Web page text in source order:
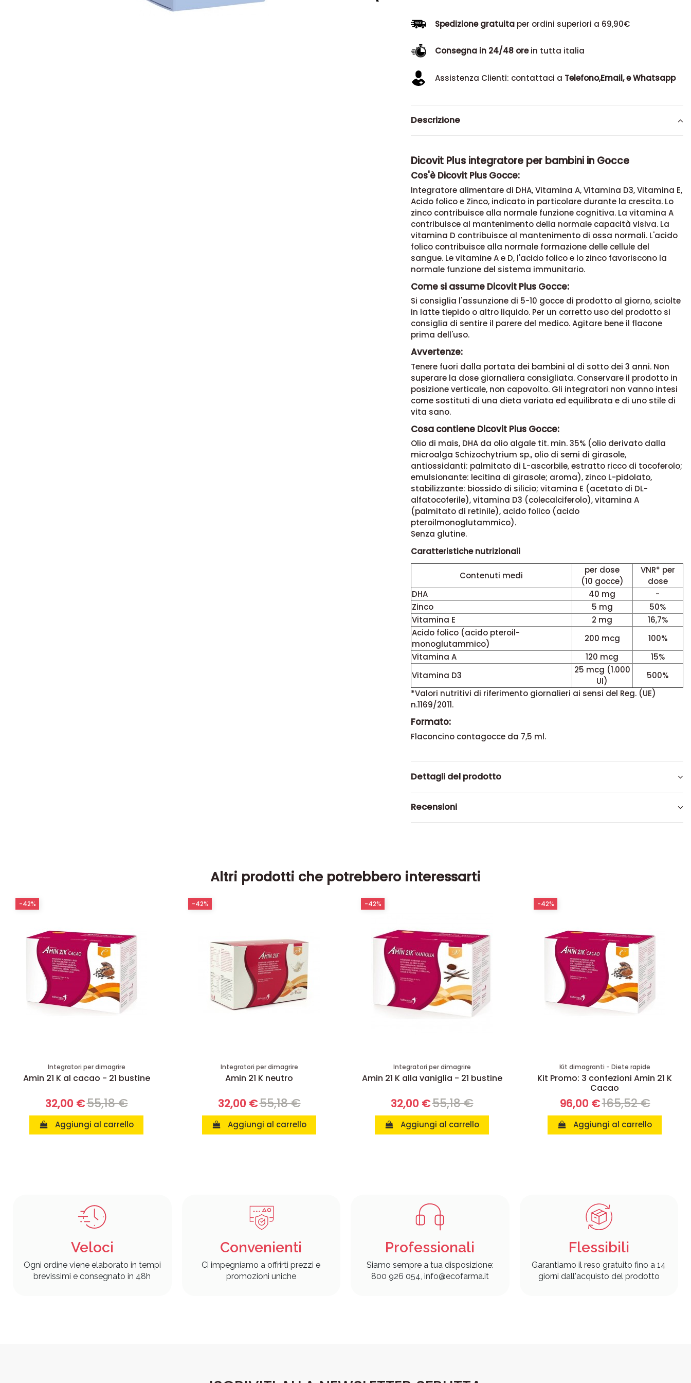
Spedizione gratuitaper ordini superiori a 69,90€
Consegna in 24/48 orein tutta italia
Assistenza Clienti: contattaci a Telefono,Email, e Whatsapp
Descrizione
Dicovit Plus integratore per bambini in Gocce
Cos'è Dicovit Plus Gocce:
Integratore alimentare di DHA, Vitamina A, Vitamina D3, Vitamina E,
Acido folico e Zinco, indicato in particolare durante la crescita. Lo
zinco contribuisce alla normale funzione cognitiva. La vitamina A
contribuisce al mantenimento della normale capacità visiva. La
vitamina D contribuisce al mantenimento di ossa normali. L'acido
folico contribuisce alla normale formazione delle cellule del
sangue. Le vitamine A e D, l'acido folico e lo zinco favoriscono la
normale funzione del sistema immunitario.
Come si assume Dicovit Plus Gocce:
Si consiglia l'assunzione di 5-10 gocce di prodotto al giorno, sciolte
in latte tiepido o altro liquido. Per un corretto uso del prodotto si
consiglia di sentire il parere del medico. Agitare bene il flacone
prima dell'uso.
Avvertenze:
Tenere fuori dalla portata dei bambini al di sotto dei 3 anni. Non
superare la dose giornaliera consigliata. Conservare il prodotto in
posizione verticale, non capovolto. Gli integratori non vanno intesi
come sostituti di una dieta variata ed equilibrata e di uno stile di
vita sano.
Cosa contiene Dicovit Plus Gocce:
Olio di mais, DHA da olio algale tit. min. 35% (olio derivato dalla
microalga Schizochytrium sp., olio di semi di girasole,
antiossidanti: palmitato di L-ascorbile, estratto ricco di tocoferolo;
emulsionante: lecitina di girasole; aroma), zinco L-pidolato,
stabilizzante: biossido di silicio; vitamina E (acetato di DL-
alfatocoferile), vitamina D3 (colecalciferolo), vitamina A
(palmitato di retinile), acido folico (acido
pteroilmonoglutammico).
Senza glutine.
Caratteristiche nutrizionali
Contenuti medi
per dose
(10 gocce)
VNR* per
dose
DHA
40 mg
-
Zinco
5 mg
50%
Vitamina E
2 mg
16,7%
Acido folico (acido pteroil-
monoglutammico)
200 mcg
100%
Vitamina A
120 mcg
15%
Vitamina D3
25 mcg (1.000
UI)
500%
*Valori nutritivi di riferimento giornalieri ai sensi del Reg. (UE)
n.1169/2011.
Formato:
Flaconcino contagocce da 7,5 ml.
Dettagli del prodotto
Recensioni
Altri prodotti che potrebbero interessarti
Integratori per dimagrire
Amin 21 K al cacao - 21 bustine
32,00 €55,18 €
Aggiungi al carrello
-42%
Integratori per dimagrire
Amin 21 K neutro
32,00 €55,18 €
Aggiungi al carrello
-42%
Integratori per dimagrire
Amin 21 K alla vaniglia - 21 bustine
32,00 €55,18 €
Aggiungi al carrello
-42%
Kit dimagranti - Diete rapide
Kit Promo: 3 confezioni Amin 21 K
Cacao
96,00 €165,52 €
Aggiungi al carrello
-42%
Veloci
Ogni ordine viene elaborato in tempi
brevissimi e consegnato in 48h
Convenienti
Ci impegniamo a offrirti prezzi e
promozioni uniche
Professionali
Siamo sempre a tua disposizione:
800 926 054, info@ecofarma.it
Flessibili
Garantiamo il reso gratuito fino a 14
giorni dall'acquisto del prodotto